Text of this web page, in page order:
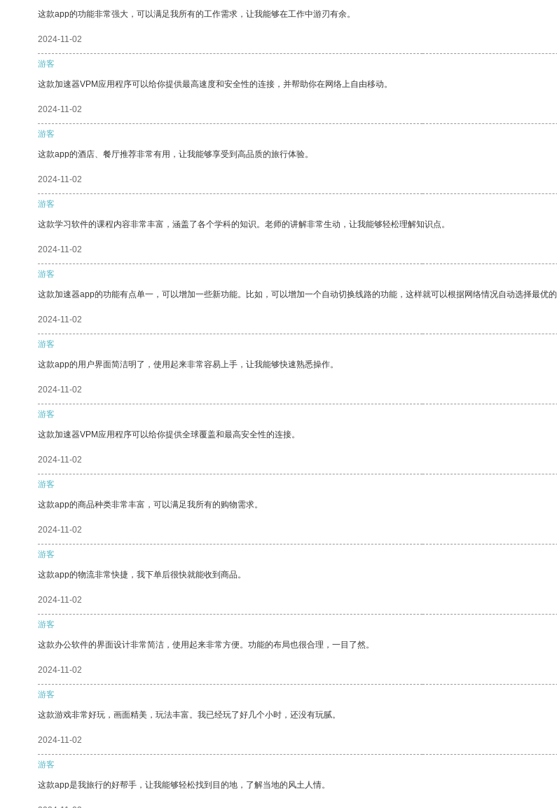
这款app的功能非常强大，可以满足我所有的工作需求，让我能够在工作中游刃有余。
2024-11-02
游客
这款加速器VPM应用程序可以给你提供最高速度和安全性的连接，并帮助你在网络上自由移动。
2024-11-02
游客
这款app的酒店、餐厅推荐非常有用，让我能够享受到高品质的旅行体验。
2024-11-02
游客
这款学习软件的课程内容非常丰富，涵盖了各个学科的知识。老师的讲解非常生动，让我能够轻松理解知识点。
2024-11-02
游客
这款加速器app的功能有点单一，可以增加一些新功能。比如，可以增加一个自动切换线路的功能，这样就可以根据网络情况自动选择最优
2024-11-02
游客
这款app的用户界面简洁明了，使用起来非常容易上手，让我能够快速熟悉操作。
2024-11-02
游客
这款加速器VPM应用程序可以给你提供全球覆盖和最高安全性的连接。
2024-11-02
游客
这款app的商品种类非常丰富，可以满足我所有的购物需求。
2024-11-02
游客
这款app的物流非常快捷，我下单后很快就能收到商品。
2024-11-02
游客
这款办公软件的界面设计非常简洁，使用起来非常方便。功能的布局也很合理，一目了然。
2024-11-02
游客
这款游戏非常好玩，画面精美，玩法丰富。我已经玩了好几个小时，还没有玩腻。
2024-11-02
游客
这款app是我旅行的好帮手，让我能够轻松找到目的地，了解当地的风土人情。